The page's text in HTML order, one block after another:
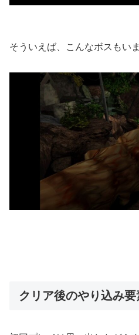
そういえば、こんなボスもい
クリア後のやり込み要